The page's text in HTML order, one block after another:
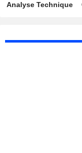
Analyse Technique